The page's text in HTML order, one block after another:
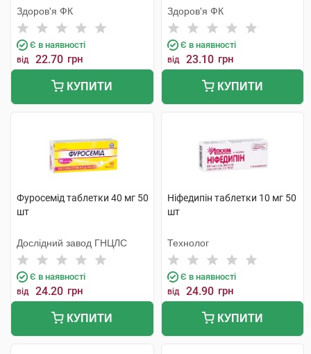
Здоров'я ФК
Є в наявності
від 22.70 грн
КУПИТИ
Здоров'я ФК
Є в наявності
від 23.10 грн
КУПИТИ
Фуросемід таблетки 40 мг 50
шт
Дослідний завод ГНЦЛС
Є в наявності
від 24.20 грн
КУПИТИ
Ніфедипін таблетки 10 мг 50
шт
Технолог
Є в наявності
від 24.90 грн
КУПИТИ